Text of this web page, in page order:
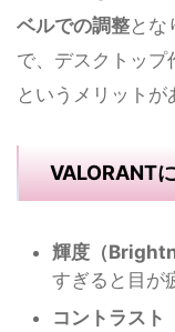
ベルでの調整とな
で、デスクトップ
というメリットが
VALORANT
輝度（
すぎると目が
コントラスト